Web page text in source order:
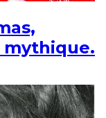
mythique.